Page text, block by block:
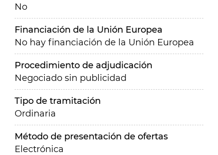
No
Financiación de la Unión Europea
No hay financiación de la Unión Europea
Procedimiento de adjudicación
Negociado sin publicidad
Tipo de tramitación
Ordinaria
Método de presentación de ofertas
Electrónica